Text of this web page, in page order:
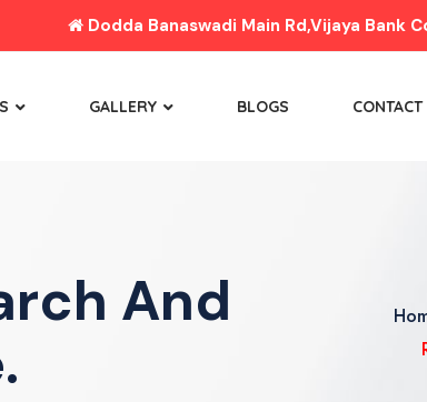
Dodda Banaswadi Main Rd,Vijaya Bank
GALLERY BLOGS CONTACT
And